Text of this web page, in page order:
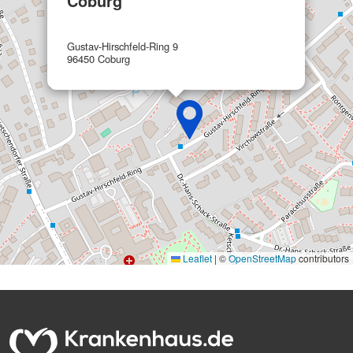
Gustav-Hirschfeld-Ring 9
96450 Coburg
Leaflet | ©OpenStreetMapcontributors